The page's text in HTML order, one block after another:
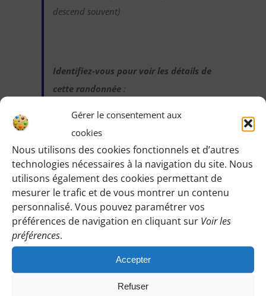
Gérer le consentement aux
cookies
Nous utilisons des cookies fonctionnels et d’autres
technologies nécessaires à la navigation du site. Nous
utilisons également des cookies permettant de
mesurer le trafic et de vous montrer un contenu
personnalisé. Vous pouvez paramétrer vos
préférences de navigation en cliquant sur Voir les
préférences.
Accepter
Refuser
descend souvent)
Identifiez-vous pour voir les détails de
cette randonnée :
lieux, etc.
M’IDENTIFIER
deux randonnées d’essai sans
engagement de votre part :